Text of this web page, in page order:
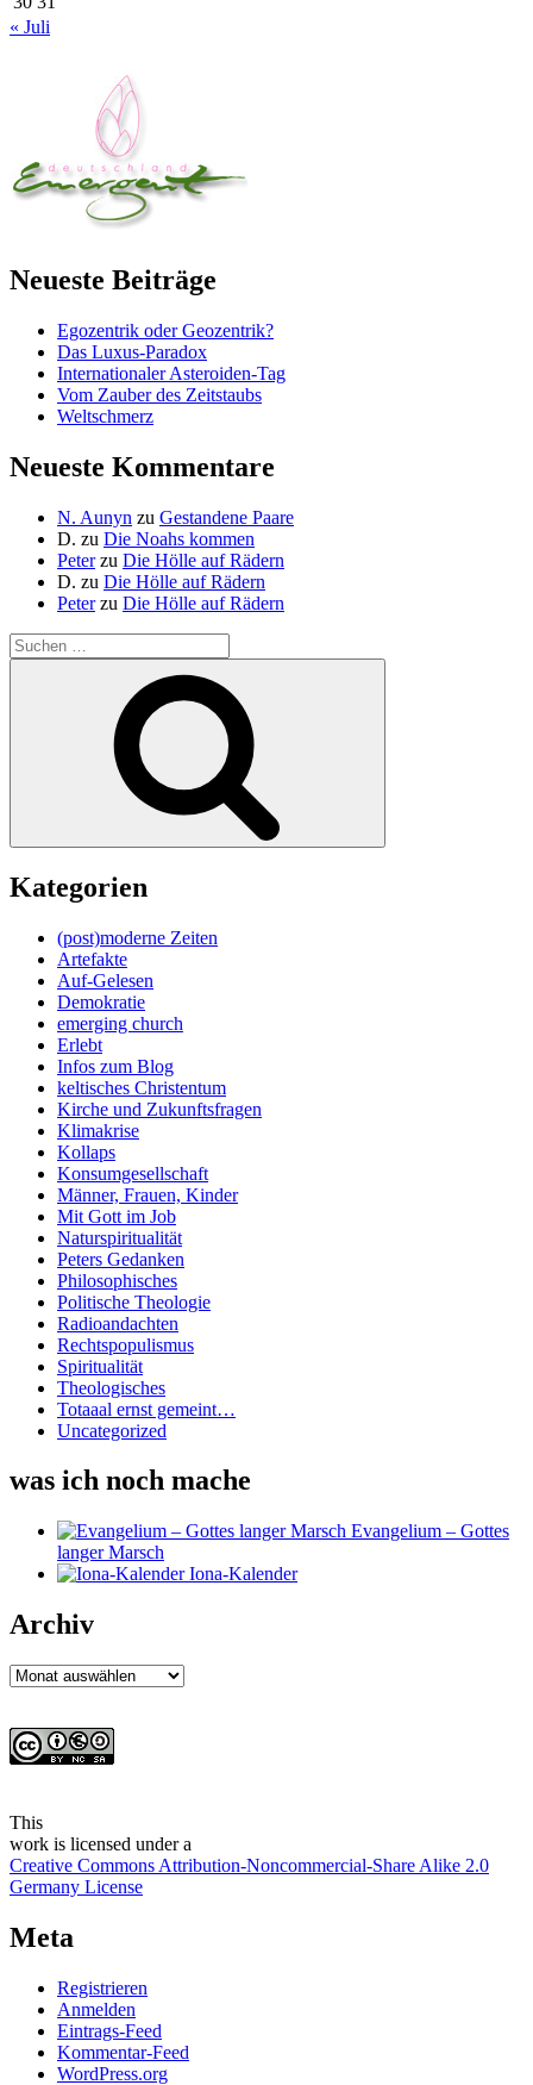
« Juli
Neueste Beiträge
Egozentrik oder Geozentrik?
Das Luxus-Paradox
Internationaler Asteroiden-Tag
Vom Zauber des Zeitstaubs
Weltschmerz
Neueste Kommentare
N. Aunyn zu Gestandene Paare
D. zu Die Noahs kommen
Peterzu Die Hölle auf Rädern
D. zu Die Hölle auf Rädern
Peterzu Die Hölle auf Rädern
Suche
nach:
Kategorien
(post)moderne Zeiten
Artefakte
Auf-Gelesen
Demokratie
emerging church
Erlebt
Infos zum Blog
keltisches Christentum
Kirche und Zukunftsfragen
Klimakrise
Kollaps
Konsumgesellschaft
Männer, Frauen, Kinder
Mit Gott im Job
Naturspiritualität
Peters Gedanken
Philosophisches
Politische Theologie
Radioandachten
Rechtspopulismus
Spiritualität
Theologisches
Totaaal ernst gemeint…
Uncategorized
was ich noch mache
Evangelium – Gottes
langer Marsch
Iona-Kalender
Archiv
Archiv
This
work is licensed under a
Creative Commons Attribution-Noncommercial-Share Alike 2.0
Germany License
Meta
Registrieren
Anmelden
Eintrags-Feed
Kommentar-Feed
WordPress.org